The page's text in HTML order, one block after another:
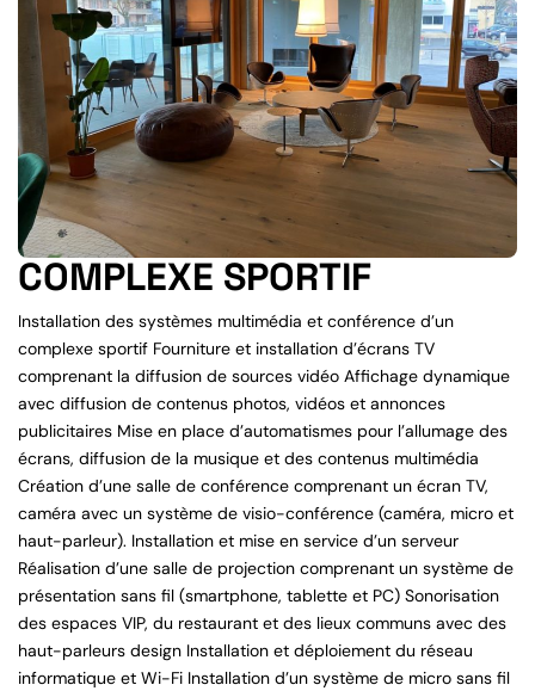
COMPLEXE SPORTIF
Installation des systèmes multimédia et conférence d’un
complexe sportif Fourniture et installation d’écrans TV
comprenant la diffusion de sources vidéo Affichage dynamique
avec diffusion de contenus photos, vidéos et annonces
publicitaires Mise en place d’automatismes pour l’allumage des
écrans, diffusion de la musique et des contenus multimédia
Création d’une salle de conférence comprenant un écran TV,
caméra avec un système de visio-conférence (caméra, micro et
haut-parleur). Installation et mise en service d’un serveur
Réalisation d’une salle de projection comprenant un système de
présentation sans fil (smartphone, tablette et PC) Sonorisation
des espaces VIP, du restaurant et des lieux communs avec des
haut-parleurs design Installation et déploiement du réseau
informatique et Wi-Fi Installation d’un système de micro sans fil